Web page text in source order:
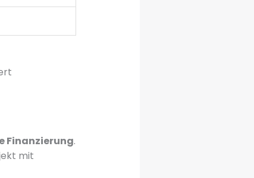
Finanzierung.
mit